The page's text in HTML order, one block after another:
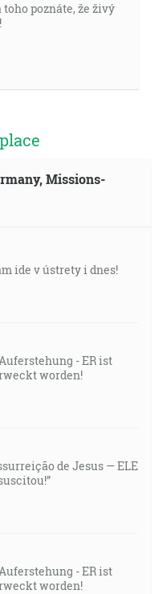
toho poznáte, že živý
Missions-
ide v ústrety i dnes!
- ER ist
worden!
de Jesus — ELE
- ER ist
worden!